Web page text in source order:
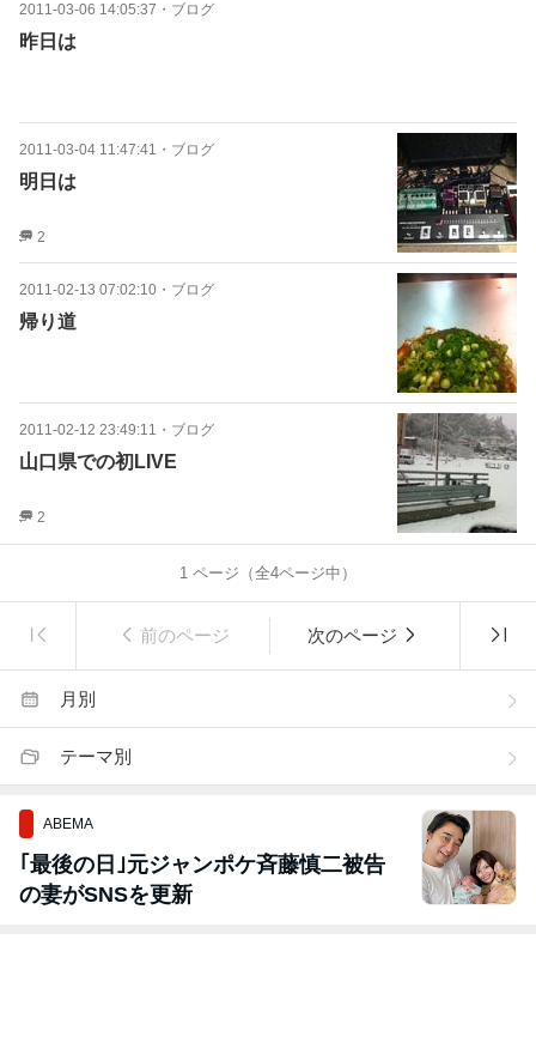
2011-03-06 14:05:37 ・ ブログ
昨日は
2011-03-04 11:47:41 ・ ブログ
明日は
2
2011-02-13 07:02:10 ・ ブログ
帰り道
2011-02-12 23:49:11 ・ ブログ
山口県での初LIVE
2
1 ページ（全4ページ中）
前のページ 次のページ
月別
テーマ別
ABEMA
｢最後の日｣元ジャンポケ斉藤慎二被告
の妻がSNSを更新